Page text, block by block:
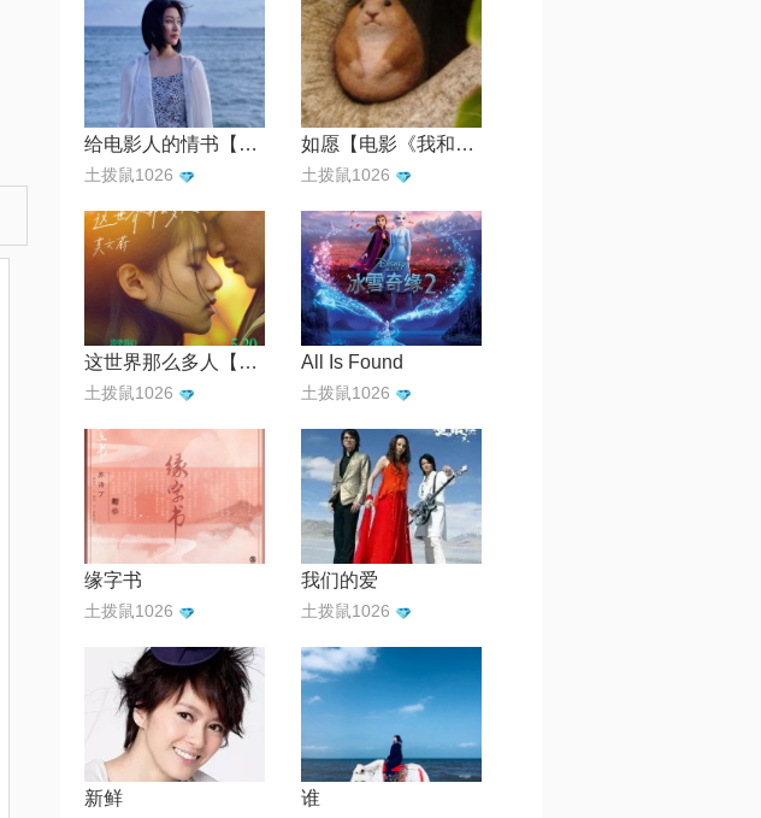
给电影人的情书【电影《一秒钟》推广曲】
土拨鼠1026
如愿【电影《我和我的父辈》主题推广曲】
土拨鼠1026
这世界那么多人【电影《我要我们在一起》主题曲】
土拨鼠1026
All Is Found
土拨鼠1026
缘字书
土拨鼠1026
我们的爱
土拨鼠1026
新鲜 谁